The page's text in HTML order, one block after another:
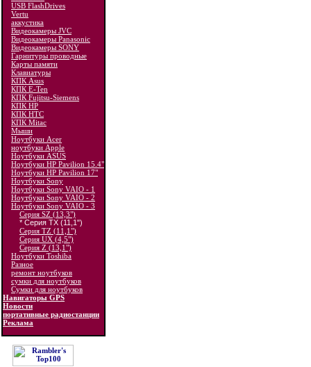
USB FlashDrives
Vertu
аккустика
Видеокамеры JVC
Видеокамеры Panasonic
Видеокамеры SONY
Гарнитуры проводные
Карты памяти
Клавиатуры
КПК Asus
КПК E-Ten
КПК Fujitsu-Siemens
КПК HP
КПК HTC
КПК Mitac
Мыши
Ноутбуки Acer
ноутбуки Apple
Ноутбуки ASUS
Ноутбуки HP Pavilion 15.4"
Ноутбуки HP Pavilion 17"
Ноутбуки Sony
Ноутбуки Sony VAIO - 1
Ноутбуки Sony VAIO - 2
Ноутбуки Sony VAIO - 3
Серия SZ (13,3")
* Серия TX (11,1")
Серия TZ (11,1")
Серия UX (4,5")
Серия Z (13,1")
Ноутбуки Toshiba
Разное
ремонт ноутбуков
сумки для ноутбуков
Сумки для ноутбуков
Навигаторы GPS
Новости
портативные радиостанции
Реклама